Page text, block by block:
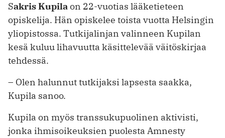
Sakris Kupilaon 22-vuotias lääketieteen
opiskelija. Hän opiskelee toista vuotta Helsingin
yliopistossa. Tutkijalinjan valinneen Kupilan
kesä kuluu lihavuutta käsittelevää väitöskirjaa
tehdessä.
– Olen halunnut tutkijaksi lapsesta saakka,
Kupila sanoo.
Kupila on myös transsukupuolinen aktivisti,
jonka ihmisoikeuksien puolesta Amnesty